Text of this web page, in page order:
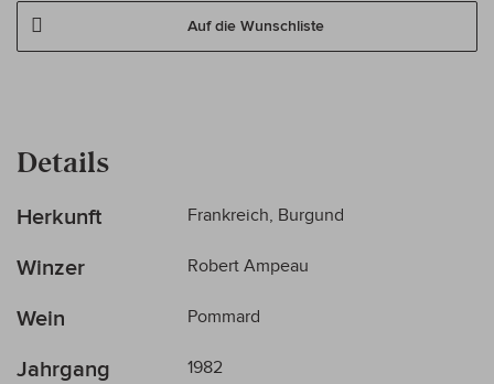
Auf die Wunschliste
Details
Mehr
Herkunft Frankreich, Burgund
Winzer Robert Ampeau
Wein Pommard
Jahrgang 1982